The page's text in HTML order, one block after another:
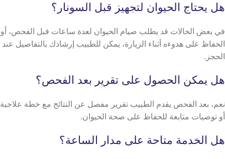
هل يحتاج الحيوان لتجهيز قبل السونار؟
في بعض الحالات قد يطلب صيام الحيوان لعدة ساعات قبل الفحص، أو
الحفاظ على هدوءه أثناء الزيارة، يمكن للطبيب إرشادك بالتفاصيل عند
الحجز.
هل يمكن الحصول على تقرير بعد الفحص؟
نعم، بعد الفحص يقدم الطبيب تقرير مفصل عن النتائج مع خطة علاجية
أو توصيات متابعة للحفاظ على صحة الحيوان.
هل الخدمة متاحة على مدار الساعة؟